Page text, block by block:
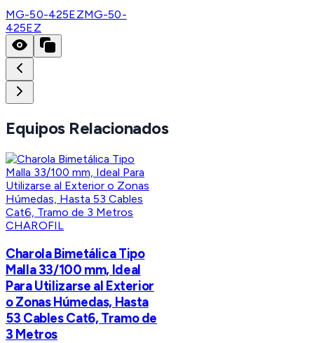
MG-50-425EZMG-50-
425EZ
Equipos Relacionados
CHAROFIL
Charola Bimetálica Tipo
Malla 33/100 mm, Ideal
Para Utilizarse al Exterior
o Zonas Húmedas, Hasta
53 Cables Cat6, Tramo de
3 Metros